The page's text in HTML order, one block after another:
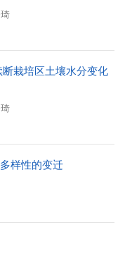
栽培区土壤水分变化
样性的变迁